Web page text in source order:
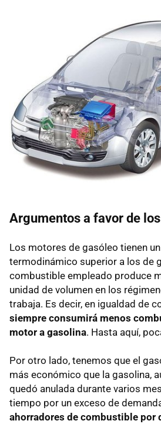
Argumentos a favor de
Los motores de gasóleo tienen
termodinámico superior a los de
combustible empleado produce
unidad de volumen en los
trabaja. Es decir, en igualdad de
siempre consumirá menos
motor a gasolina. Hasta aquí,
Por otro lado, tenemos que el
más económico que la gasolina,
quedó anulada durante varios
tiempo por un exceso de
ahorradores de combustible por